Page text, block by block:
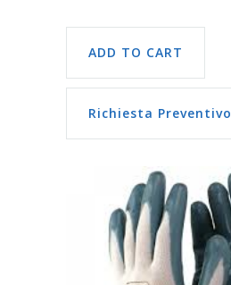
ADD TO CART
Richiesta Preventivo